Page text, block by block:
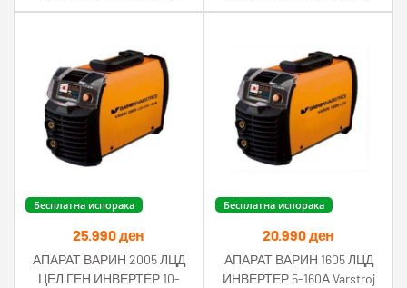
LIFT Awelco
Бесплатна испорака
25.990 ден
АПАРАТ ВАРИН 2005 ЛЦД
ЦЕЛ ГЕН ИНВЕРТЕР 10-
Бесплатна испорака
20.990 ден
АПАРАТ ВАРИН 1605 ЛЦД
ИНВЕРТЕР 5-160А Varstroj